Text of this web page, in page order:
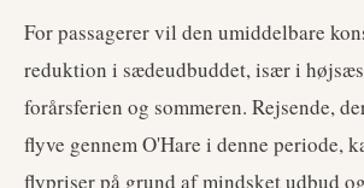
For passagerer vil den umiddelbare
reduktion i sædeudbuddet, især i
forårsferien og sommeren. Rejsende,
flyve gennem O'Hare i denne periode,
flypriser på grund af mindsket udbud